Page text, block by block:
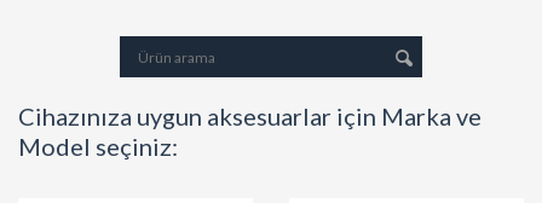
Cihazınıza uygun aksesuarlar için Marka ve
Model seçiniz: